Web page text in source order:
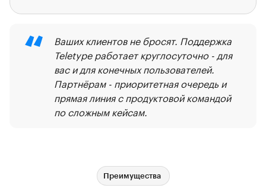
“
Ваших клиентов не бросят. Поддержка
Teletype работает круглосуточно - для
вас и для конечных пользователей.
Партнёрам - приоритетная очередь и
прямая линия с продуктовой командой
по сложным кейсам.
Преимущества